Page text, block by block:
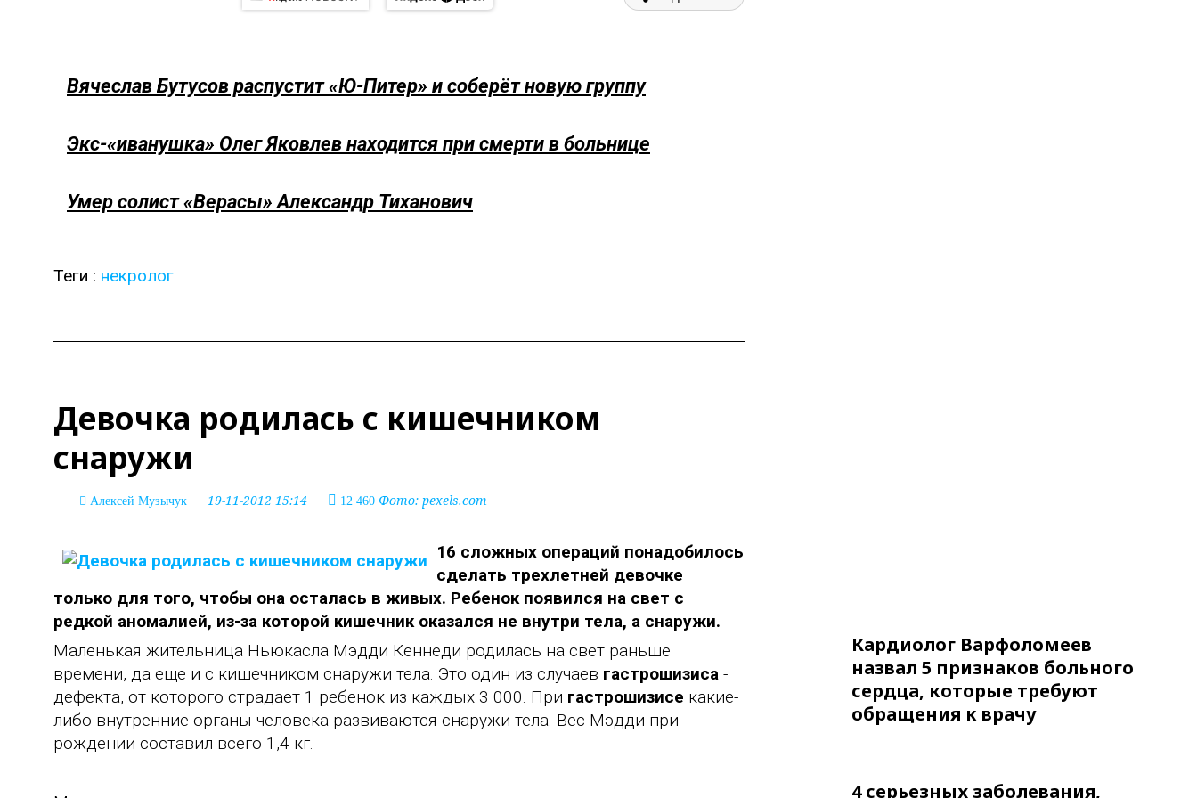
Вячеслав Бутусов распустит «Ю-Питер» и соберёт новую группу
Экс-«иванушка» Олег Яковлев находится при смерти в больнице
Умер солист «Верасы» Александр Тиханович
Теги : некролог
Девочка родилась с кишечником
снаружи
Алексей Музычук 19-11-2012 15:14 12 460 Фото: pexels.com
16 сложных операций понадобилось
сделать трехлетней девочке
только для того, чтобы она осталась в живых. Ребенок появился на свет с
редкой аномалией, из-за которой кишечник оказался не внутри тела, а снаружи.
Маленькая жительница Ньюкасла Мэдди Кеннеди родилась на свет раньше
времени, да еще и с кишечником снаружи тела. Это один из случаев гастрошизиса -
дефекта, от которого страдает 1 ребенок из каждых 3 000. При гастрошизисе какие-
либо внутренние органы человека развиваются снаружи тела. Вес Мэдди при
рождении составил всего 1,4 кг.
Кардиолог Варфоломеев
назвал 5 признаков больного
сердца, которые требуют
обращения к врачу
4 серьезных заболевания,